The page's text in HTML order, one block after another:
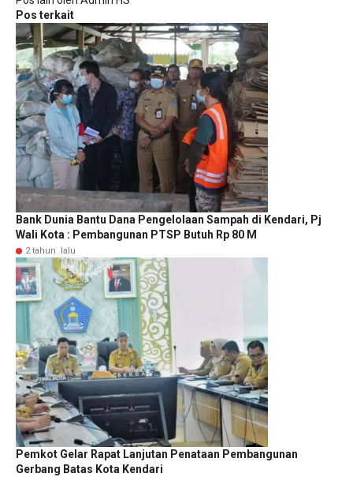
Pos terkait
Bank Dunia Bantu Dana Pengelolaan Sampah di Kendari, Pj
Wali Kota : Pembangunan PTSP Butuh Rp 80 M
2 tahun lalu
Pemkot Gelar Rapat Lanjutan Penataan Pembangunan
Gerbang Batas Kota Kendari